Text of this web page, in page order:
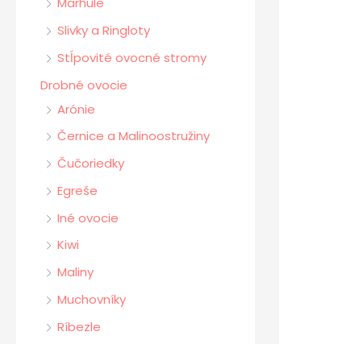
Slivky a Ringloty
Stĺpovité ovocné stromy
Drobné ovocie
Arónie
Černice a Malinoostružiny
Čučoriedky
Egreše
Iné ovocie
Kiwi
Maliny
Muchovníky
Ríbezle